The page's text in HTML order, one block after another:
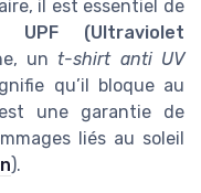
il est essentiel de
UPF (Ultraviolet
un t-shirt anti UV
qu’il bloque au
une garantie de
liés au soleil
).